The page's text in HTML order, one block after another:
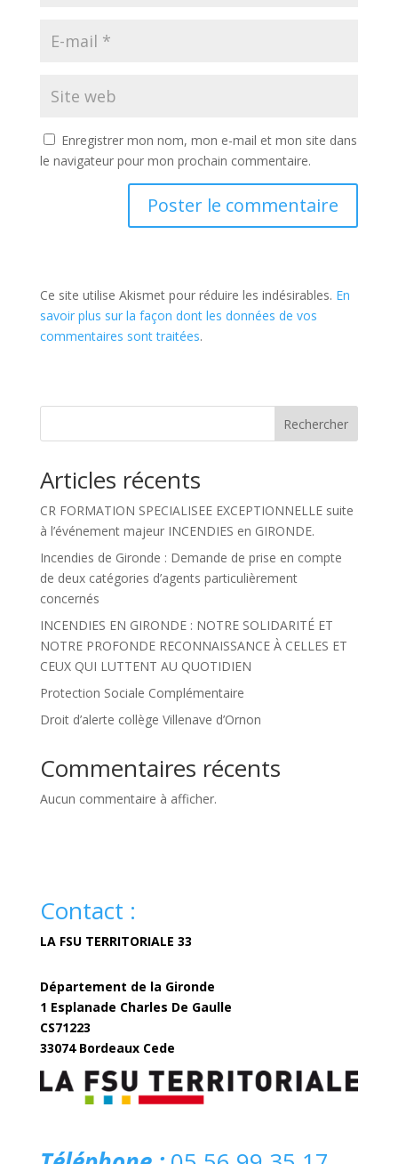
Enregistrer mon nom, mon e-mail et mon site dans
le navigateur pour mon prochain commentaire.
Ce site utilise Akismet pour réduire les indésirables. En
savoir plus sur la façon dont les données de vos
commentaires sont traitées.
Rechercher
Articles récents
CR FORMATION SPECIALISEE EXCEPTIONNELLE suite
à l’événement majeur INCENDIES en GIRONDE.
Incendies de Gironde : Demande de prise en compte
de deux catégories d’agents particulièrement
concernés
INCENDIES EN GIRONDE : NOTRE SOLIDARITÉ ET
NOTRE PROFONDE RECONNAISSANCE À CELLES ET
CEUX QUI LUTTENT AU QUOTIDIEN
Protection Sociale Complémentaire
Droit d’alerte collège Villenave d’Ornon
Commentaires récents
Aucun commentaire à afficher.
Contact :
LA FSU TERRITORIALE 33
Département de la Gironde
1 Esplanade Charles De Gaulle
CS71223
33074 Bordeaux Cede